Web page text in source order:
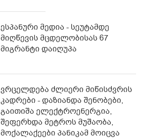
ესპანური მედია - სეუტამდე
მიღწევის მცდელობისას 67
მიგრანტი დაიღუპა
ვრცელდება ძლიერი მიწისძვრის
კადრები - დაზიანდა შენობები,
გაითიშა ელექტროენერგია,
შეფერხდა მეტროს მუშაობა,
მოქალაქეები პანიკამ მოიცვა